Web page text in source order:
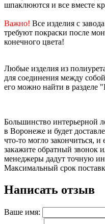
шпаклюются и все вместе
Важно! Все изделия с
требуют покраски после
конечного цвета!
Любые изделия из
для соединения между
его можно найти в разделе
Большинство интерьерной
в Воронеже и будет
что-то могло закончиться,
закажите обратный звонок
менеджеры дадут точную
Максимальный срок
Написать отзыв
Ваше имя: